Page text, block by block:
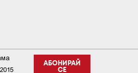
АБОНИРАЙ
СЕ